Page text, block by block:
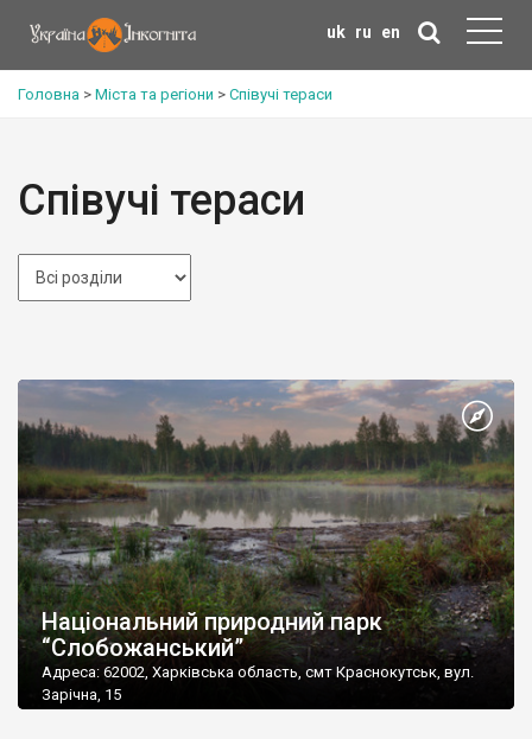
uk ru en
Головна > Міста та регіони > Співучі тераси
Співучі тераси
Національний природний парк
“Слобожанський”
Адреса: 62002, Харківська область, смт Краснокутськ, вул.
Зарічна, 15